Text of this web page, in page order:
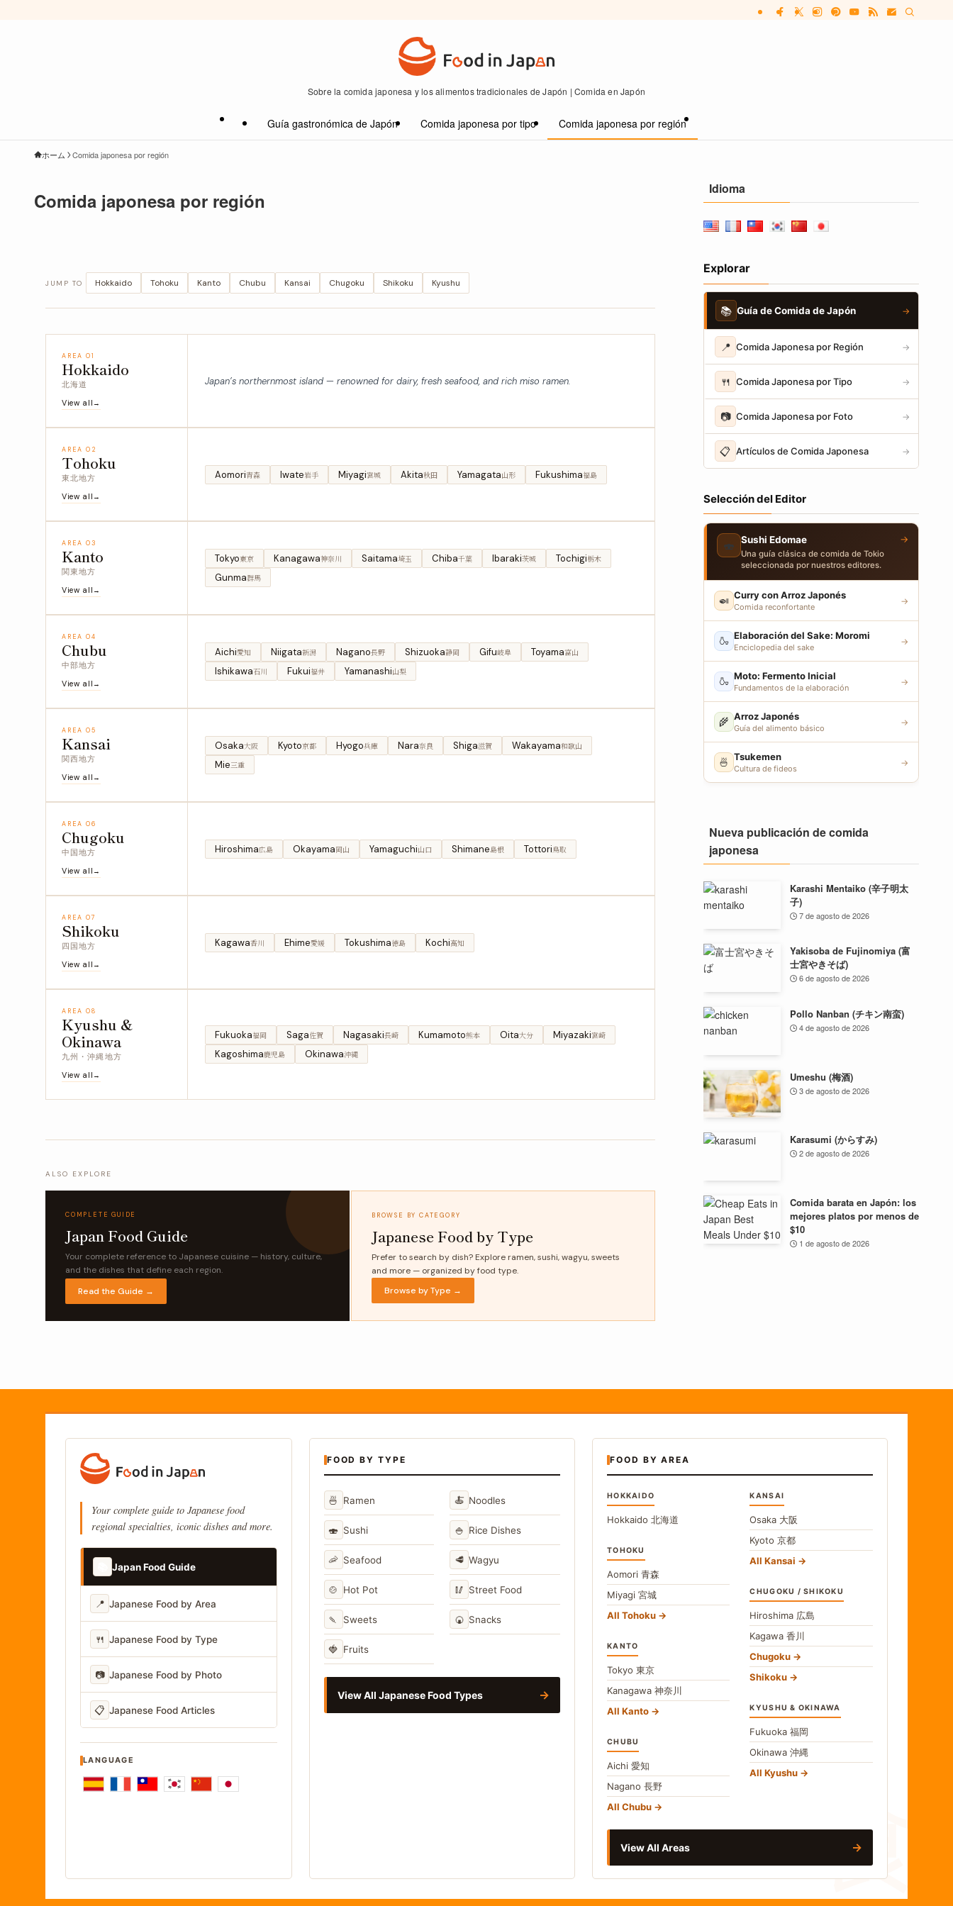
Sobre la comida japonesa y los alimentos tradicionales de Japón | Comida en Japón
Guía gastronómica de Japón Comida japonesa por tipo Comida japonesa por región
ホーム Comida japonesa por región
Comida japonesa por región
JUMP TO Hokkaido Tohoku Kanto Chubu Kansai Chugoku Shikoku Kyushu
AREA 01
Hokkaido
北海道
View all
Japan’s northernmost island — renowned for dairy, fresh seafood, and rich miso ramen.
AREA 02
Tohoku
東北地方
View all
Aomori青森 Iwate岩手 Miyagi宮城 Akita秋田 Yamagata山形 Fukushima福島
AREA 03
Kanto
関東地方
View all
Tokyo東京 Kanagawa神奈川 Saitama埼玉 Chiba千葉 Ibaraki茨城 Tochigi栃木
Gunma群馬
AREA 04
Chubu
中部地方
View all
Aichi愛知 Niigata新潟 Nagano長野 Shizuoka静岡 Gifu岐阜 Toyama富山
Ishikawa石川 Fukui福井 Yamanashi山梨
AREA 05
Kansai
関西地方
View all
Osaka大阪 Kyoto京都 Hyogo兵庫 Nara奈良 Shiga滋賀 Wakayama和歌山
Mie三重
AREA 06
Chugoku
中国地方
View all
Hiroshima広島 Okayama岡山 Yamaguchi山口 Shimane島根 Tottori 鳥取
AREA 07
Shikoku
四国地方
View all
Kagawa香川 Ehime愛媛 Tokushima徳島 Kochi高知
AREA 08
Kyushu &
Okinawa
九州・沖縄地方
View all
Fukuoka福岡 Saga佐賀 Nagasaki長崎 Kumamoto熊本 Oita大分 Miyazaki宮崎
Kagoshima鹿児島 Okinawa沖縄
ALSO EXPLORE
COMPLETE GUIDE
Japan Food Guide
Your complete reference to Japanese cuisine — history, culture,
and the dishes that define each region.
Read the Guide →
BROWSE BY CATEGORY
Japanese Food by Type
Prefer to search by dish? Explore ramen, sushi, wagyu, sweets
and more — organized by food type.
Browse by Type →
Idioma
Explorar
📚 Guía de Comida de Japón →
📍 Comida Japonesa por Región →
🍴 Comida Japonesa por Tipo →
📷 Comida Japonesa por Foto →
📋 Artículos de Comida Japonesa →
Selección del Editor
🍣 Sushi Edomae
Una guía clásica de comida de Tokio
seleccionada por nuestros editores.
→
🍛 Curry con Arroz Japonés
Comida reconfortante
→
🍶 Elaboración del Sake: Moromi
Enciclopedia del sake
→
🍶 Moto: Fermento Inicial
Fundamentos de la elaboración
→
🌾 Arroz Japonés
Guía del alimento básico
→
🍜 Tsukemen
Cultura de fideos
→
Nueva publicación de comida
japonesa
Karashi Mentaiko (辛子明太
子)
7 de agosto de 2026
Yakisoba de Fujinomiya (富
士宮やきそば)
6 de agosto de 2026
Pollo Nanban (チキン南蛮)
4 de agosto de 2026
Umeshu (梅酒)
3 de agosto de 2026
Karasumi (からすみ)
2 de agosto de 2026
Comida barata en Japón: los
mejores platos por menos de
$10
1 de agosto de 2026
食
Your complete guide to Japanese food
regional specialties, iconic dishes and more.
Japan Food Guide
📍 Japanese Food by Area
🍴 Japanese Food by Type
📷 Japanese Food by Photo
📋 Japanese Food Articles
LANGUAGE
FOOD BY TYPE
🍜 Ramen 🍝 Noodles
🍣 Sushi 🍚 Rice Dishes
🦐 Seafood 🥩 Wagyu
🍲 Hot Pot 🥢 Street Food
🍡 Sweets 🍘 Snacks
🍓 Fruits
View All Japanese Food Types →
FOOD BY AREA
HOKKAIDO
Hokkaido 北海道
TOHOKU
Aomori 青森
Miyagi 宮城
All Tohoku
KANTO
Tokyo 東京
Kanagawa 神奈川
All Kanto
CHUBU
Aichi 愛知
Nagano 長野
All Chubu
KANSAI
Osaka 大阪
Kyoto京都
All Kansai
CHUGOKU / SHIKOKU
Hiroshima 広島
Kagawa香川
Chugoku
Shikoku
KYUSHU & OKINAWA
Fukuoka福岡
Okinawa沖縄
All Kyushu
View All Areas →